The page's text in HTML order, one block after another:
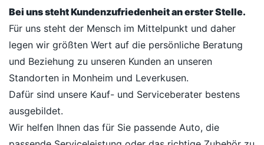
Bei uns steht Kundenzufriedenheit an erster Stelle.
Für uns steht der Mensch im Mittelpunkt und daher
legen wir größten Wert auf die persönliche Beratung
und Beziehung zu unseren Kunden an unseren
Standorten in Monheim und Leverkusen.
Dafür sind unsere Kauf- und Serviceberater bestens
ausgebildet.
Wir helfen Ihnen das für Sie passende Auto, die